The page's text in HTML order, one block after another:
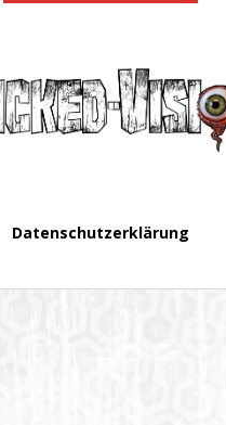
Datenschutzerklärung